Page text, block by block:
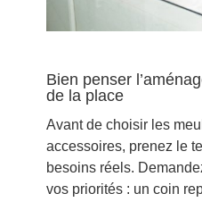
Bien penser
de la place
Avant de choisir les
accessoires, prenez le
besoins réels.
vos priorités : un coin